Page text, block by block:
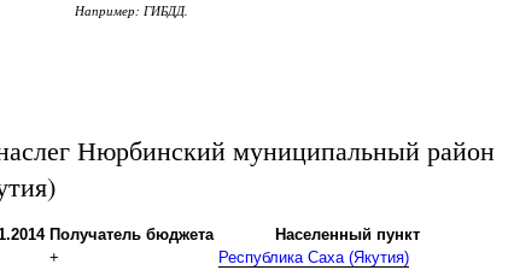
Например: ГИБДД.
Нюрбинский муниципальный район
Получатель бюджета
Населенный пункт
+
Республика Саха (Якутия)